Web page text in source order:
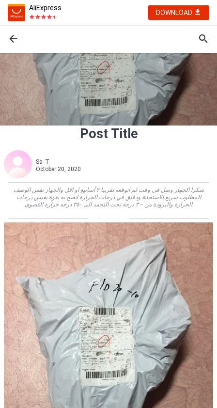
AliExpress
DOWNLOAD
Post Title
Sa_T
October 20, 2020
شكرا الجهاز وصل في وقت لم اتوقعه تقريبا ٣ أسابيع او اقل والجهاز نفس الوصف
المطلوب سريع الاستجابة ودقيق في درجات الحرارة انصح به بقوة يقيس درجات
الحرارة والبرودة من -٣٠ درجة تحت التجمد الى ٣٥٠ درجه حرارة القصوى